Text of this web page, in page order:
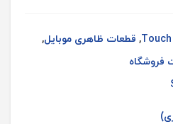
, قطعات ظاهری موبایل,
فروشگاه